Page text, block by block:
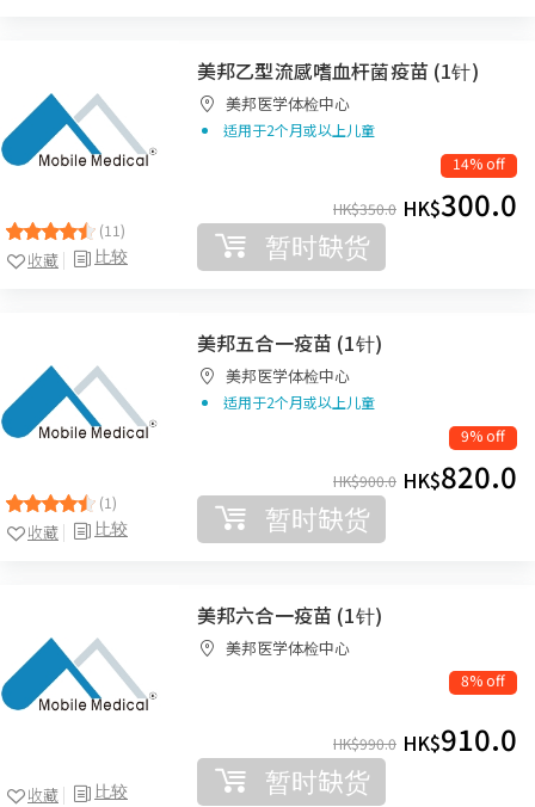
(11)
比较
收藏
美邦乙型流感嗜血杆菌疫苗 (1针)
美邦医学体检中心
适用于2个月或以上儿童
14% off
HK$350.0 HK$300.0
暂时缺货
(1)
比较
收藏
美邦五合一疫苗 (1针)
美邦医学体检中心
适用于2个月或以上儿童
9% off
HK$900.0 HK$820.0
暂时缺货
比较
收藏
美邦六合一疫苗 (1针)
美邦医学体检中心
8% off
HK$990.0 HK$910.0
暂时缺货